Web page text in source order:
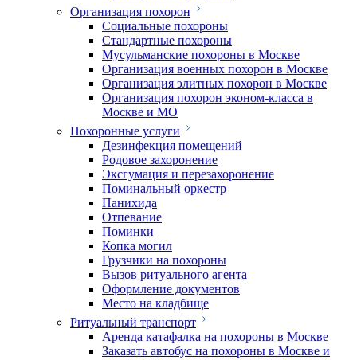
Организация похорон
Социальные похороны
Стандартные похороны
Мусульманские похороны в Москве
Организация военных похорон в Москве
Организация элитных похорон в Москве
Организация похорон эконом-класса в
Москве и МО
Похоронные услуги
Дезинфекция помещений
Родовое захоронение
Эксгумация и перезахоронение
Поминальный оркестр
Панихида
Отпевание
Поминки
Копка могил
Грузчики на похороны
Вызов ритуального агента
Оформление документов
Место на кладбище
Ритуальный транспорт
Аренда катафалка на похороны в Москве
Заказать автобус на похороны в Москве и